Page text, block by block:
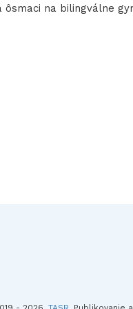
na bilingválne